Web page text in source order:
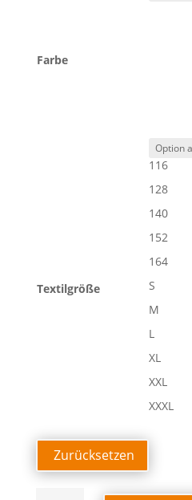
Farbe
Textilgröße
116
128
140
152
164
S
M
L
XL
XXL
XXXL
Zurücksetzen